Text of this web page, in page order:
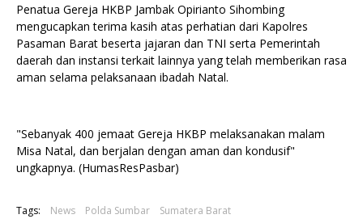
Penatua Gereja HKBP Jambak Opirianto Sihombing
mengucapkan terima kasih atas perhatian dari Kapolres
Pasaman Barat beserta jajaran dan TNI serta Pemerintah
daerah dan instansi terkait lainnya yang telah memberikan rasa
aman selama pelaksanaan ibadah Natal.
"Sebanyak 400 jemaat Gereja HKBP melaksanakan malam
Misa Natal, dan berjalan dengan aman dan kondusif"
ungkapnya. (HumasResPasbar)
Tags: News Polda Sumbar Sumatera Barat